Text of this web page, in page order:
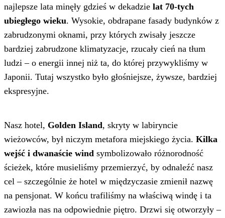
najlepsze lata minęły gdzieś w dekadzie lat 70-tych
ubiegłego wieku. Wysokie, obdrapane fasady budynków z
zabrudzonymi oknami, przy których zwisały jeszcze
bardziej zabrudzone klimatyzacje, rzucały cień na tłum
ludzi – o energii innej niż ta, do której przywykliśmy w
Japonii. Tutaj wszystko było głośniejsze, żywsze, bardziej
ekspresyjne.
Nasz hotel, Golden Island, skryty w labiryncie
wieżowców, był niczym metafora miejskiego życia. Kilka
wejść i dwanaście wind symbolizowało różnorodność
ścieżek, które musieliśmy przemierzyć, by odnaleźć nasz
cel – szczególnie że hotel w międzyczasie zmienił nazwę
na pensjonat. W końcu trafiliśmy na właściwą windę i ta
zawiozła nas na odpowiednie piętro. Drzwi się otworzyły –